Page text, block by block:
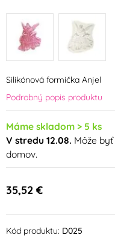
Silikónová formička Anjel
Podrobný popis produktu
Máme skladom > 5 ks
V stredu 12.08. Môže
domov.
35,52 €
Kód produktu: D025